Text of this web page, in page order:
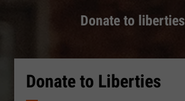
Donate to liberties
Donate to Liberties